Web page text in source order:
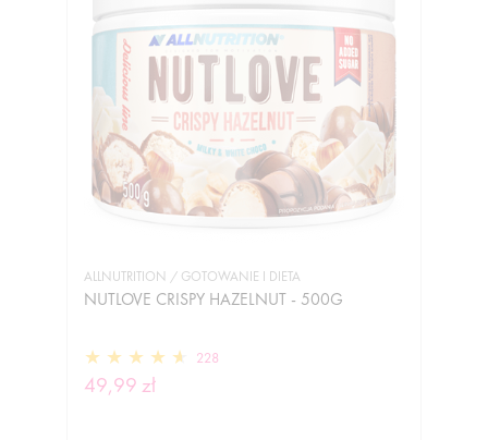
ALLNUTRITION / GOTOWANIE I DIETA
NUTLOVE CRISPY HAZELNUT - 500G
228
49,99 zł